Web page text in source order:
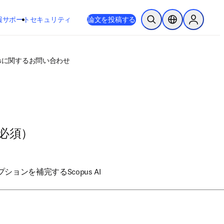
サポート 新しいタブ／ウィンドウで開く
opens in new tab/window
セキュリティ 論文を投稿する 検索を開くロケーションセ
Sign in to
関するお問い合わせ
須）
ションを補完するScopus AI